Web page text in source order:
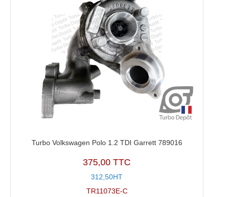
Turbo Volkswagen Polo 1.2 TDI Garrett 789016
375,00 TTC
312,50HT
TR11073E-C